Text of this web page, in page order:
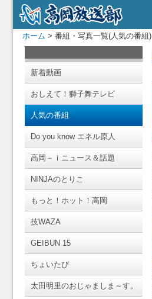
ホーム > 番組・写真一覧(人気の番組)
新着動画
おしえて！獅子舞テレビ
人気の番組
Do you know エネル原人
高岡－ｉニュース＆話題
NINJAのとりこ
もっと！ホット！高岡
技WAZA
GEIBUN 15
ちょいたび
太田明里のおじゃましま～す。